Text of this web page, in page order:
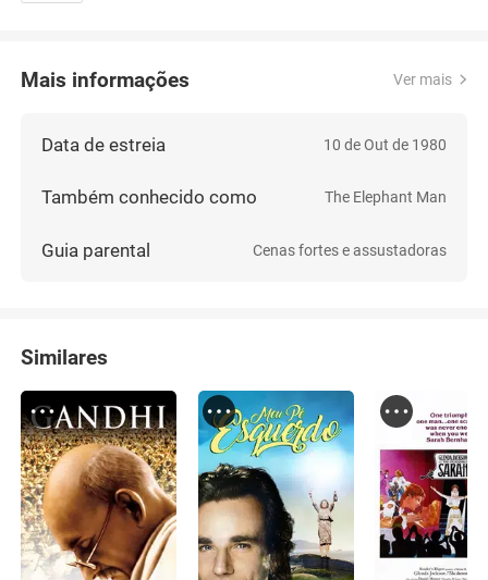
Mais informações Ver mais
Data de estreia 10 de Out de 1980
Também conhecido como The Elephant Man
Guia parental Cenas fortes e assustadoras
Similares